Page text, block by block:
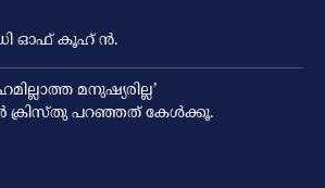
ഓഫ് കൂഹ് ന്‍.
മനുഷ്യരില്ല’
ക്രിസ്തു പറഞ്ഞത് കേള്‍ക്കൂ.